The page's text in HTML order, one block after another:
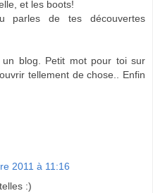
et les boots!
parles de tes découvertes
blog. Petit mot pour toi sur
tellement de chose.. Enfin
2011 à 11:16
:)